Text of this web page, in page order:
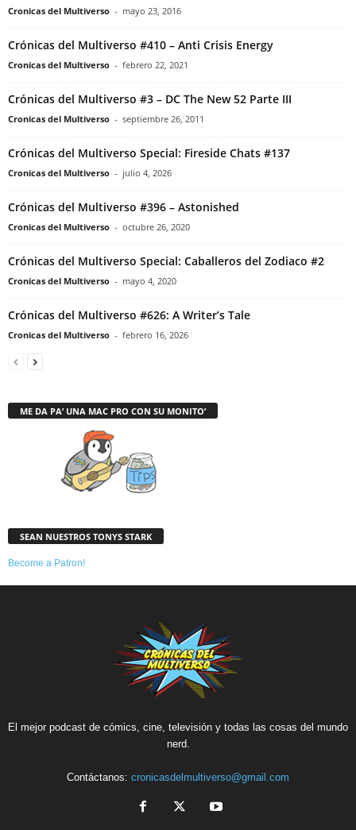
Cronicas del Multiverso - mayo 23, 2016
Crónicas del Multiverso #410 – Anti Crisis Energy
Cronicas del Multiverso - febrero 22, 2021
Crónicas del Multiverso #3 – DC The New 52 Parte III
Cronicas del Multiverso - septiembre 26, 2011
Crónicas del Multiverso Special: Fireside Chats #137
Cronicas del Multiverso - julio 4, 2026
Crónicas del Multiverso #396 – Astonished
Cronicas del Multiverso - octubre 26, 2020
Crónicas del Multiverso Special: Caballeros del Zodiaco #2
Cronicas del Multiverso - mayo 4, 2020
Crónicas del Multiverso #626: A Writer’s Tale
Cronicas del Multiverso - febrero 16, 2026
ME DA PA’ UNA MAC PRO CON SU MONITO’
SEAN NUESTROS TONYS STARK
Become a Patron!
El mejor podcast de cómics, cine, televisión y todas las cosas del mundo
nerd.
Contáctanos: cronicasdelmultiverso@gmail.com